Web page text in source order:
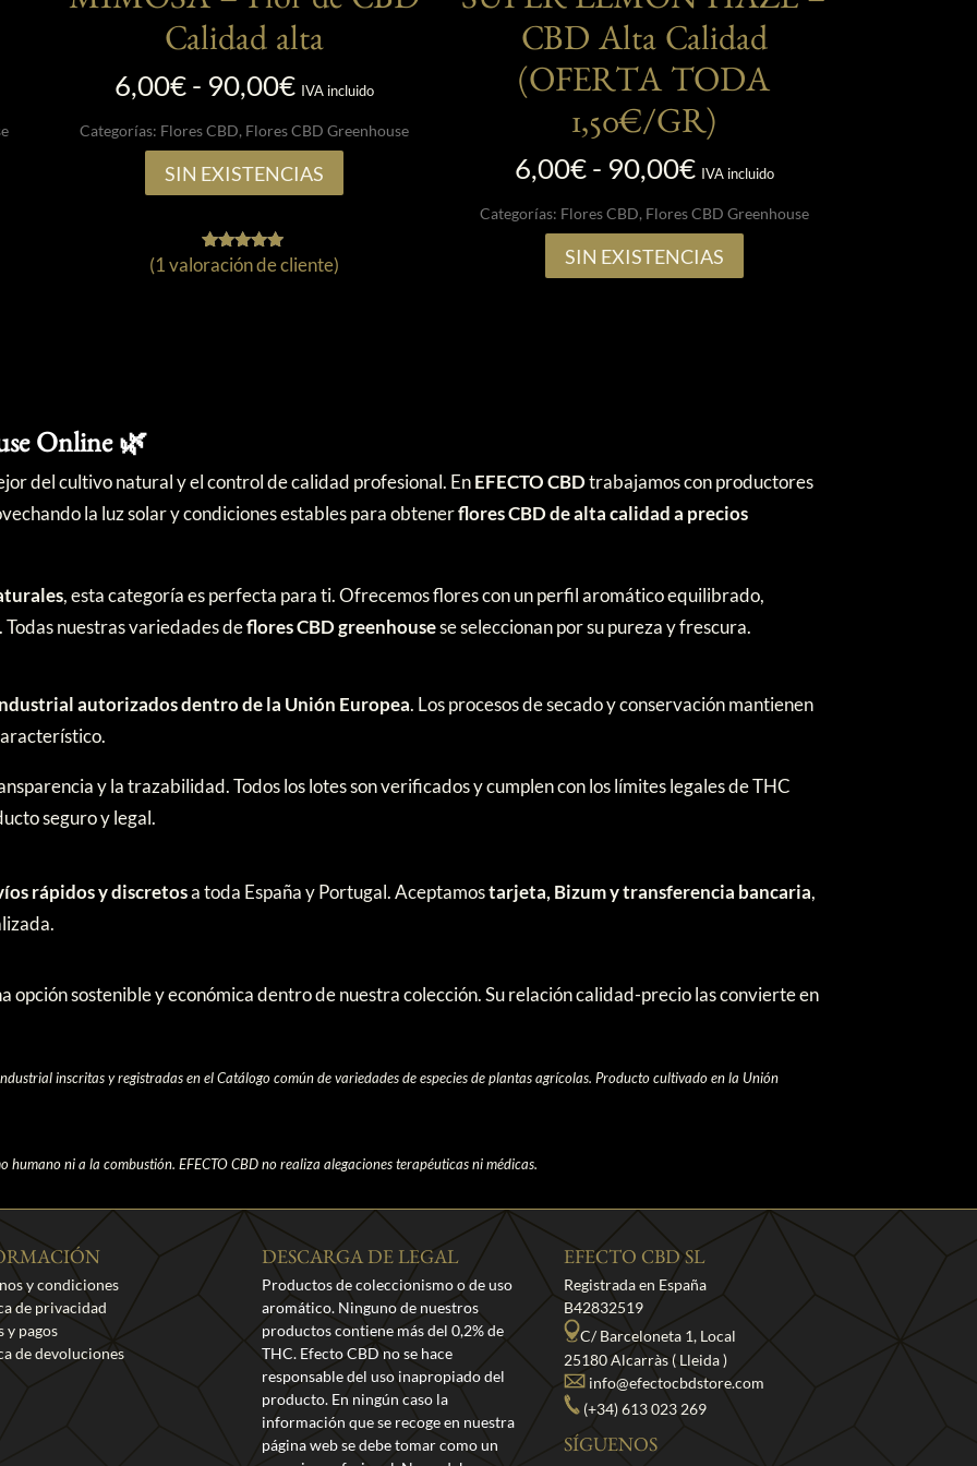
Calidad alta
6,00€- 90,00€Rango
precios:
desde
6,00€
90,00€
IVA incluido
Categorías: Flores CBD, Flores CBD Greenhouse
SIN EXISTENCIAS
Valorado
con
1
(1valoración de cliente)
CBD Alta Calidad
(OFERTA TODA
1,50€/GR)
6,00€- 90,00€Rango
precios:
desde
6,00€
IVA incluido
Categorías: Flores CBD, Flores CBD Greenhouse
SIN EXISTENCIAS
Online 🌿
del cultivo natural y el control de calidad profesional. EnEFECTO CBDtrabajamos con productores
la luz solar y condiciones estables para obtenerflores CBD de alta calidad a precios
, esta categoría es perfecta para ti. Ofrecemos flores con un perfil aromático equilibrado,
Todas nuestras variedades deflores CBD greenhousese seleccionan por su pureza y frescura.
autorizados dentro de la Unión Europea. Los procesos de secado y conservación mantienen
y la trazabilidad. Todos los lotes son verificados y cumplen con los límites legales de THC
seguro y legal.
rápidos y discretosa toda España y Portugal. Aceptamostarjeta, Bizum y transferencia bancaria,
opción sostenible y económica dentro de nuestra colección. Su relación calidad-precio las convierte en
inscritas y registradas en el Catálogo común de variedades de especies de plantas agrícolas. Producto cultivado en la Unión
ni a la combustión. EFECTO CBD no realiza alegaciones terapéuticas ni médicas.
y condiciones
de privacidad
y pagos
de devoluciones
DESCARGA DE LEGAL
Productos de coleccionismo o de uso
aromático. Ninguno de nuestros
productos contiene más del 0,2% de
THC. Efecto CBD no se hace
responsable del uso inapropiado del
producto. En ningún caso la
información que se recoge en nuestra
página web se debe tomar como un
EFECTO CBD SL
Registrada en España
B42832519
C/ Barceloneta 1, Local
25180 Alcarràs ( Lleida )
info@efectocbdstore.com
(+34) 613 023 269
SÍGUENOS